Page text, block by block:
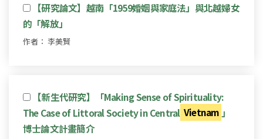
【研究論文】越南「1959婚姻與家庭法」與北越婦女
的「解放」
作者： 李美賢
【新生代研究】「Making Sense of Spirituality:
The Case of Littoral Society in Central Vietnam 」
博士論文計畫簡介